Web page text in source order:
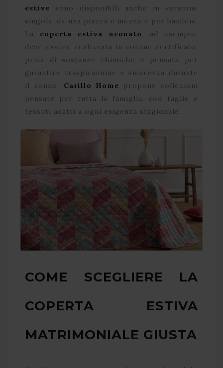
estive sono disponibili anche in versione
singola, da una piazza e mezza e per bambini.
La coperta estiva neonato, ad esempio,
deve essere realizzata in cotone certificato,
priva di sostanze chimiche e pensata per
garantire traspirazione e sicurezza durante
il sonno. Carillo Home propone collezioni
pensate per tutta la famiglia, con taglie e
tessuti adatti a ogni esigenza stagionale.
COME SCEGLIERE LA
COPERTA ESTIVA
MATRIMONIALE GIUSTA